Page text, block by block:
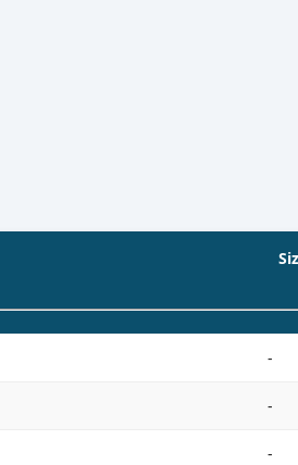
-
-
-